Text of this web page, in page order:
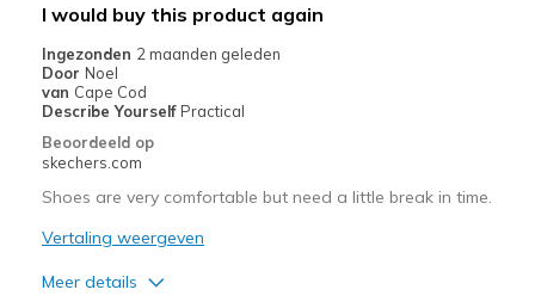
Sizing
View On Shoes
Shoes are for Wearing
I would buy this product again
Ingezonden 2 maanden geleden
Door Noel
van Cape Cod
Describe Yourself Practical
Beoordeeld op
skechers.com
Shoes are very comfortable but need a little break in time.
Vertaling weergeven
Meer details